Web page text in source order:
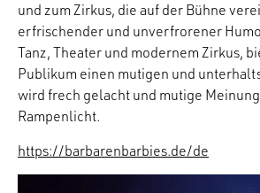
und zum Zirkus, die auf der Bühne
erfrischender und unverfrorener
Tanz, Theater und modernem Zirkus,
Publikum einen mutigen und
wird frech gelacht und mutige
Rampenlicht.
https://barbarenbarbies.de/de